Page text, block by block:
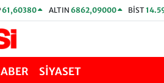
61,60380 ALTIN 6862,09000 BİST
SİYASET